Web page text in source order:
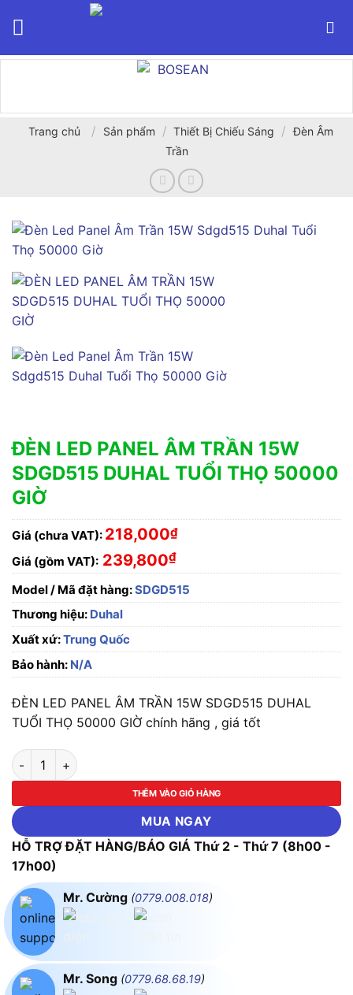
Trang chủ / Sản phẩm / Thiết Bị Chiếu Sáng / Đèn Âm
Trần
ĐÈN LED PANEL ÂM TRẦN 15W
SDGD515 DUHAL TUỔI THỌ 50000
GIỜ
Giá (chưa VAT): 218,000₫
Giá (gồm VAT): 239,800₫
Model / Mã đặt hàng:SDGD515
Thương hiệu: Duhal
Xuất xứ:Trung Quốc
Bảo hành: N/A
ĐÈN LED PANEL ÂM TRẦN 15W SDGD515 DUHAL
TUỔI THỌ 50000 GIỜ chính hãng , giá tốt
ĐÈN LED PANEL ÂM TRẦN 15W SDGD515 DUHAL TUỔI THỌ
THÊM VÀO GIỎ HÀNG
MUA NGAY
HỖ TRỢ ĐẶT HÀNG/BÁO GIÁ Thứ 2 - Thứ 7 (8h00 -
17h00)
Mr. Cường (0779.008.018)
Mr. Song (0779.68.68.19)